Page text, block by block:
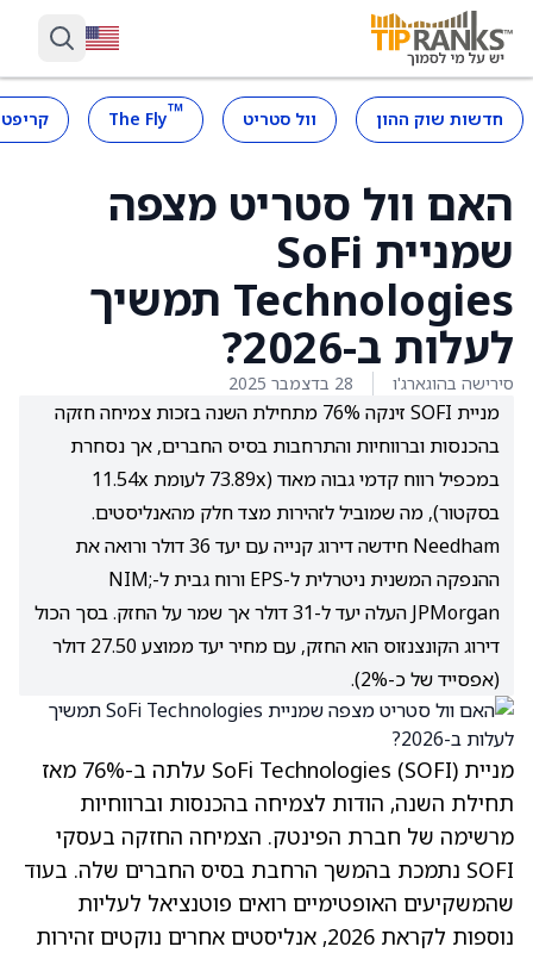
חדשות שוק ההון וול סטריט ™
The Fly
האם וול סטריט מצפה
שמניית SoFi
Technologies תמשיך
לעלות ב-2026?
סירישה בהוגארג'ו 28 בדצמבר 2025
מניית SOFI זינקה 76% מתחילת השנה בזכות צמיחה חזקה
בהכנסות וברווחיות והתרחבות בסיס החברים, אך נסחרת
במכפיל רווח קדמי גבוה מאוד (73.89x לעומת 11.54x
בסקטור), מה שמוביל לזהירות מצד חלק מהאנליסטים.
Needham חידשה דירוג קנייה עם יעד 36 דולר ורואה את
ההנפקה המשנית ניטרלית ל-EPS ורוח גבית ל-NIM;
JPMorgan העלה יעד ל-31 דולר אך שמר על החזק. בסך הכול
דירוג הקונצנזוס הוא החזק, עם מחיר יעד ממוצע 27.50 דולר
(אפסייד של כ-2%).
מניית SoFi Technologies (SOFI)
עלתה ב-76% מאז
תחילת השנה, הודות לצמיחה בהכנסות וברווחיות
מרשימה של חברת הפינטק. הצמיחה החזקה בעסקי
SOFI נתמכת בהמשך הרחבת בסיס החברים שלה. בעוד
שהמשקיעים האופטימיים רואים פוטנציאל לעליות
נוספות לקראת 2026, אנליסטים אחרים נוקטים זהירות